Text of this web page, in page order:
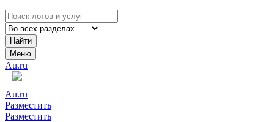
Найти
Меню
Au.ru
Au.ru
Разместить
Разместить